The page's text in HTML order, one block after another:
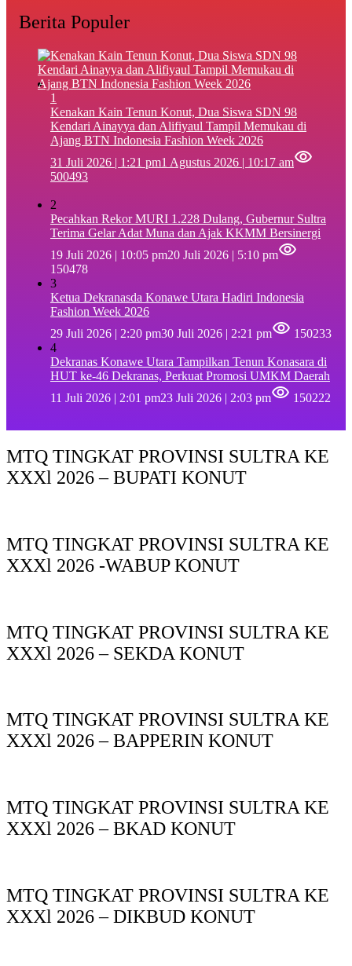
Berita Populer
1
‎Kenakan Kain Tenun Konut, Dua Siswa SDN 98
Kendari Ainayya dan Alifiyaul Tampil Memukau di
Ajang BTN Indonesia Fashion Week 2026
31 Juli 2026 | 1:21 pm1 Agustus 2026 | 10:17 am
500493
2
Pecahkan Rekor MURI 1.228 Dulang, Gubernur Sultra
Terima Gelar Adat Muna dan Ajak KKMM Bersinergi
19 Juli 2026 | 10:05 pm20 Juli 2026 | 5:10 pm
150478
3
Ketua Dekranasda Konawe Utara Hadiri Indonesia
Fashion Week 2026
29 Juli 2026 | 2:20 pm30 Juli 2026 | 2:21 pm
150233
4
Dekranas Konawe Utara Tampilkan Tenun Konasara di
HUT ke-46 Dekranas, Perkuat Promosi UMKM Daerah
11 Juli 2026 | 2:01 pm23 Juli 2026 | 2:03 pm 150222
MTQ TINGKAT PROVINSI SULTRA KE
XXXl 2026 – BUPATI KONUT
MTQ TINGKAT PROVINSI SULTRA KE
XXXl 2026 -WABUP KONUT
MTQ TINGKAT PROVINSI SULTRA KE
XXXl 2026 – SEKDA KONUT
MTQ TINGKAT PROVINSI SULTRA KE
XXXl 2026 – BAPPERIN KONUT
MTQ TINGKAT PROVINSI SULTRA KE
XXXl 2026 – BKAD KONUT
MTQ TINGKAT PROVINSI SULTRA KE
XXXl 2026 – DIKBUD KONUT